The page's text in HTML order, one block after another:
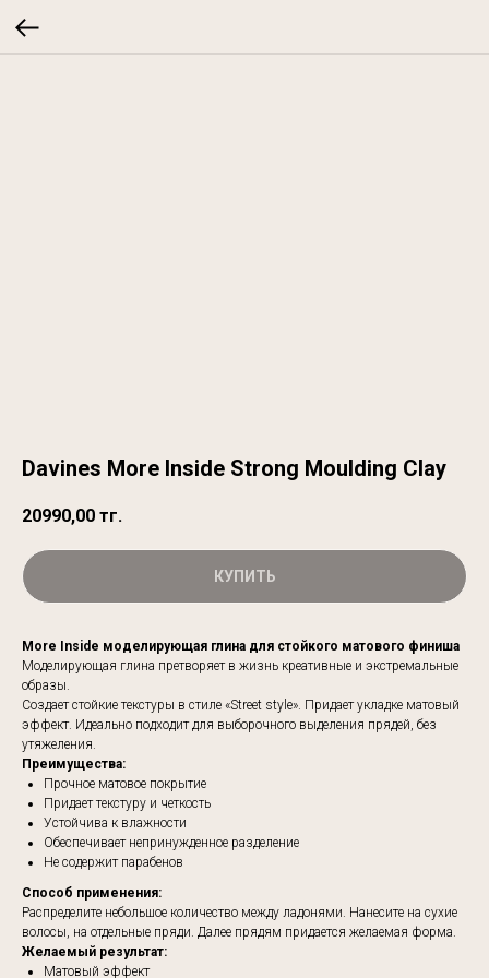
Davines More Inside Strong Moulding Clay
20990,00 тг.
КУПИТЬ
More Inside моделирующая глина для стойкого матового финиша
Моделирующая глина претворяет в жизнь креативные и экстремальные
образы.
Создает стойкие текстуры в стиле «Street style». Придает укладке матовый
эффект. Идеально подходит для выборочного выделения прядей, без
утяжеления.
Преимущества:
Прочное матовое покрытие
Придает текстуру и четкость
Устойчива к влажности
Обеспечивает непринужденное разделение
Не содержит парабенов
Способ применения:
Распределите небольшое количество между ладонями. Нанесите на сухие
волосы, на отдельные пряди. Далее прядям придается желаемая форма.
Желаемый результат:
Матовый эффект